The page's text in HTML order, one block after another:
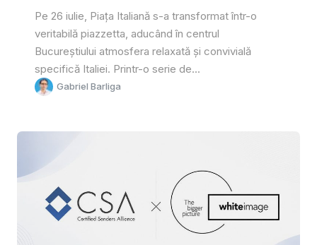
Pe 26 iulie, Piața Italiană s-a transformat într-o
veritabilă piazzetta, aducând în centrul
Bucureștiului atmosfera relaxată și convivială
specifică Italiei. Printr-o serie de...
Gabriel Barliga